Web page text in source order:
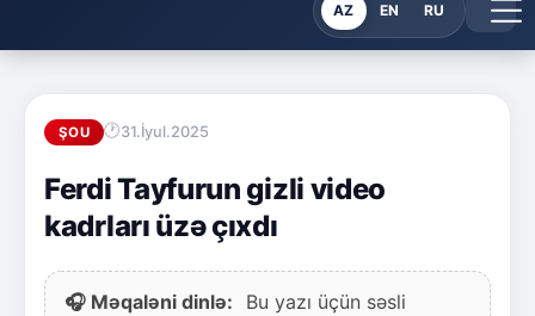
AZ EN RU
ŞOU 31.İyul.2025
Ferdi Tayfurun gizli video
kadrları üzə çıxdı
🎧 Məqaləni dinlə:
Bu yazı üçün səsli